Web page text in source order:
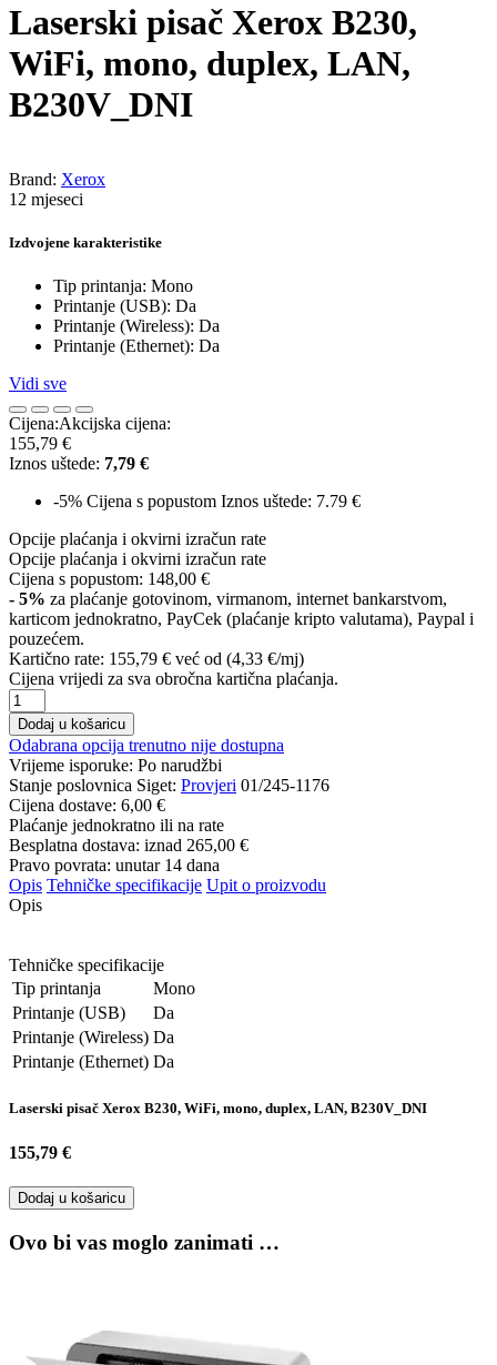
Laserski pisač Xerox B230,
WiFi, mono, duplex, LAN,
B230V_DNI
Brand: Xerox
12 mjeseci
Izdvojene karakteristike
Tip printanja: Mono
Printanje (USB): Da
Printanje (Wireless): Da
Printanje (Ethernet): Da
Vidi sve
Cijena:Akcijska cijena:
155,79 €
Iznos uštede: 7,79 €
-5% Cijena s popustom Iznos uštede: 7.79 €
Opcije plaćanja i okvirni izračun rate
Opcije plaćanja i okvirni izračun rate
Cijena s popustom: 148,00 €
- 5% za plaćanje gotovinom, virmanom, internet bankarstvom,
karticom jednokratno, PayCek (plaćanje kripto valutama), Paypal i
pouzećem.
Kartično rate: 155,79 € već od (4,33 €/mj)
Cijena vrijedi za sva obročna kartična plaćanja.
Dodaj u košaricu
Odabrana opcija trenutno nije dostupna
Vrijeme isporuke: Po narudžbi
Stanje poslovnica Siget: Provjeri 01/245-1176
Cijena dostave: 6,00 €
Plaćanje jednokratno ili na rate
Besplatna dostava: iznad 265,00 €
Pravo povrata: unutar 14 dana
Opis Tehničke specifikacije Upit o proizvodu
Opis
Tehničke specifikacije
Tip printanja
Mono
Printanje (USB)
Da
Printanje (Wireless) Da
Printanje (Ethernet) Da
Laserski pisač Xerox B230, WiFi, mono, duplex, LAN, B230V_DNI
155,79 €
Dodaj u košaricu
Ovo bi vas moglo zanimati …